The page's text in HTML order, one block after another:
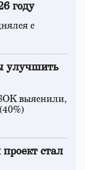
году
с
улучшить
выяснили,
стал